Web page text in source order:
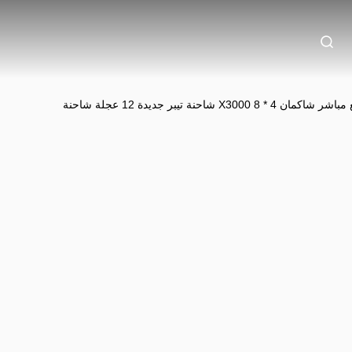
450 حصان من المصنع بيع مباشر شاكمان X3000 8 * 4 شاحنة تيبر جديدة 12 عجلة شاحنة